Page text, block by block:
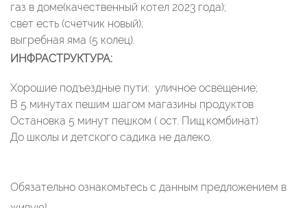
​​​​​​​газ в доме(качественный котел 2023 года);
​​​​​​​свет есть (счетчик новый);
выгребная яма (5 колец).
ИНФРАСТРУКТУРА:
Хорошие подъездные пути: уличное освещение;
В 5 минутах пешим шагом магазины продуктов
Остановка 5 минут пешком ( ост. Пищ.комбинат)
До школы и детского садика не далеко.
Обязательно ознакомьтесь с данным предложением в